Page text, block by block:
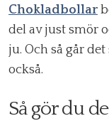
Chokladbollar
del av just smör
ju. Och så går
också.
Så gör du